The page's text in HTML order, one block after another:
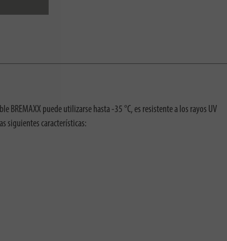
puede utilizarse hasta -35 °C, es resistente a los rayos UV
siguientes características: